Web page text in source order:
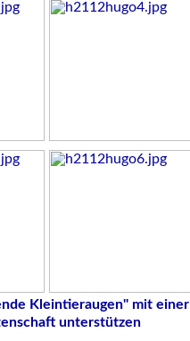
Kleintieraugen" mit einer
unterstützen